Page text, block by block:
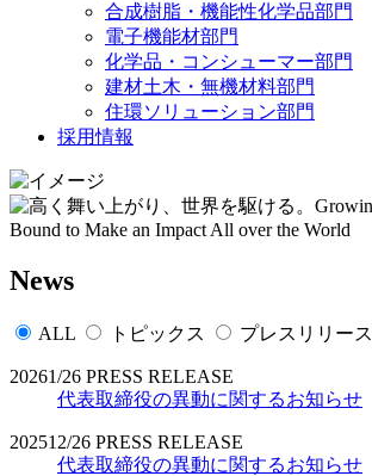
合成樹脂・機能性化学品部門
電子機能材部門
化学品・コンシューマー部門
建材土木・無機材料部門
住環ソリューション部門
採用情報
News
ALL トピックス プレスリリース
20261/26 PRESS RELEASE
代表取締役の異動に関するお知らせ
202512/26 PRESS RELEASE
代表取締役の異動に関するお知らせ